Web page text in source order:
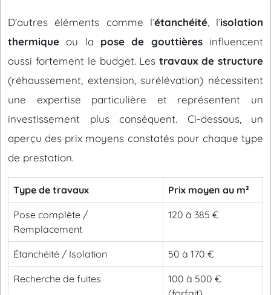
D’autres éléments comme l’étanchéité, l’isolation
thermique ou la pose de gouttièresinfluencent
aussi fortement le budget. Lestravaux de structure
(réhaussement, extension, surélévation) nécessitent
une expertise particulière et représentent un
investissement plus conséquent. Ci-dessous, un
aperçu des prix moyens constatés pour chaque type
de prestation.
Type de travaux Prix moyen au m²
Pose complète /
Remplacement
120 à 385 €
Étanchéité / Isolation 50 à 170 €
Recherche de fuites
100 à 500 €